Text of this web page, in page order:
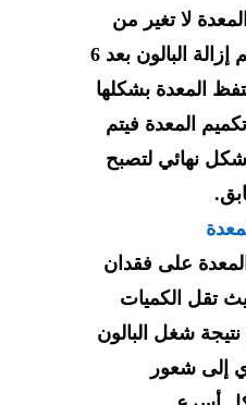
لا تغير من
حجم المعدة حيث يتم إزالة البالون بعد 6
المعدة بشكلها
المعدة فيتم
نهائي لتصبح
على فقدان
تقل الكميات
نتيجة شغل البالون
إلى شعور